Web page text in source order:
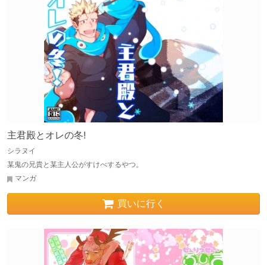
主君殿とオレの冬!
シラヌイ
某鬼の兄貴と某主人公がすけべするやつ。
マンガ
買いに行く